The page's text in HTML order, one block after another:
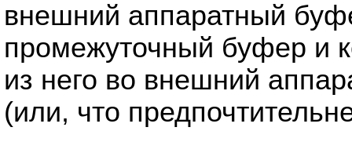
внешний аппаратный
промежуточный буфер и
из него во внешний
(или, что